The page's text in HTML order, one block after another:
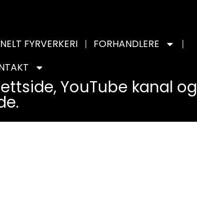
FYRVERKERI
FORHANDLERE
YouTube kanal og